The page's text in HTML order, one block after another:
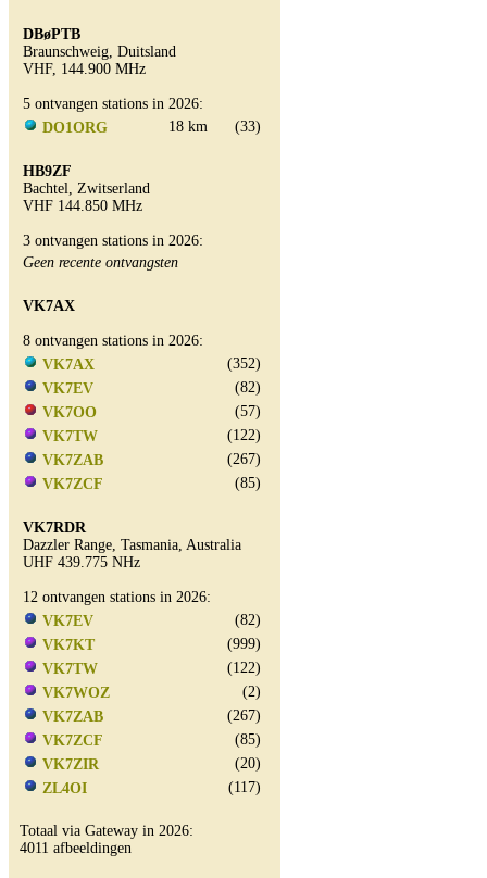
DBøPTB
Braunschweig, Duitsland
VHF, 144.900 MHz
5 ontvangen stations in 2026:
DO1ORG
18 km (33)
HB9ZF
Bachtel, Zwitserland
VHF 144.850 MHz
3 ontvangen stations in 2026:
Geen recente ontvangsten
VK7AX
8 ontvangen stations in 2026:
VK7AX
(352)
VK7EV
(82)
VK7OO
(57)
VK7TW
(122)
VK7ZAB
(267)
VK7ZCF
(85)
VK7RDR
Dazzler Range, Tasmania, Australia
UHF 439.775 NHz
12 ontvangen stations in 2026:
VK7EV
(82)
VK7KT
(999)
VK7TW
(122)
VK7WOZ
(2)
VK7ZAB
(267)
VK7ZCF
(85)
VK7ZIR
(20)
ZL4OI
(117)
Totaal via Gateway in 2026:
4011 afbeeldingen